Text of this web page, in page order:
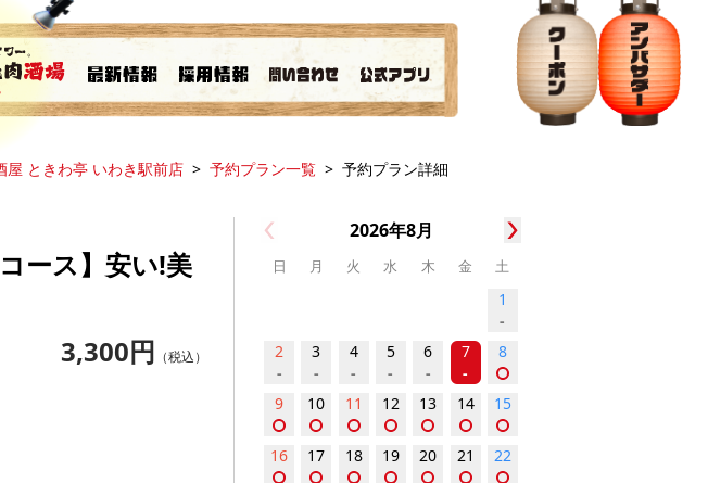
屋 ときわ亭 いわき駅前店 予約プラン一覧 予約プラン詳細
ース】安い!美
3,300円 （税込）
2026年8月
日 月 火 水 木 金 土
1
-
2
-
3
-
4
-
5
-
6
-
7
-
8
9 10 11 12 13 14 15
16 17 18 19 20 21 22